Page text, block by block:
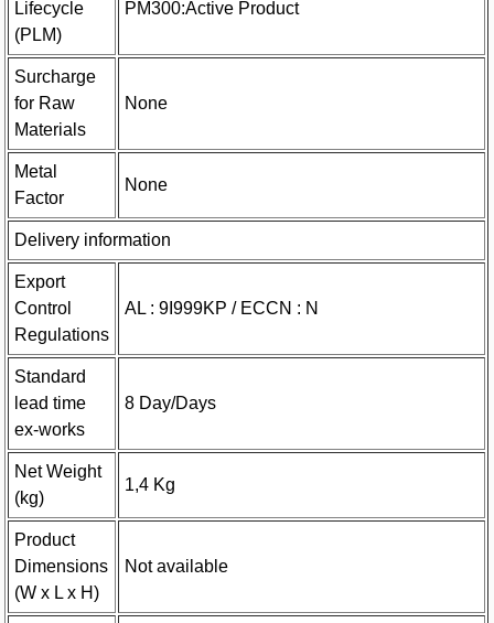
Lifecycle
(PLM)
PM300:Active Product
Surcharge
for Raw
Materials
None
Metal
Factor
None
Delivery information
Export
Control
Regulations
AL : 9I999KP / ECCN : N
Standard
lead time
ex-works
8 Day/Days
Net Weight
(kg)
1,4 Kg
Product
Dimensions
(W x L x H)
Not available